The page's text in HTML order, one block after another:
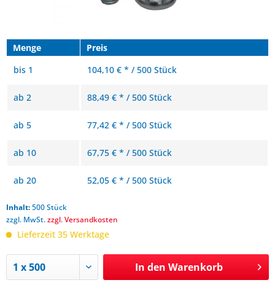
Menge
Preis
bis 1 104,10 € * / 500 Stück
ab 2 88,49 € * / 500 Stück
ab 5 77,42 € * / 500 Stück
ab 10 67,75 € * / 500 Stück
ab 20 52,05 € * / 500 Stück
Inhalt:500 Stück
zzgl. MwSt.zzgl. Versandkosten
Lieferzeit 35 Werktage
In den Warenkorb